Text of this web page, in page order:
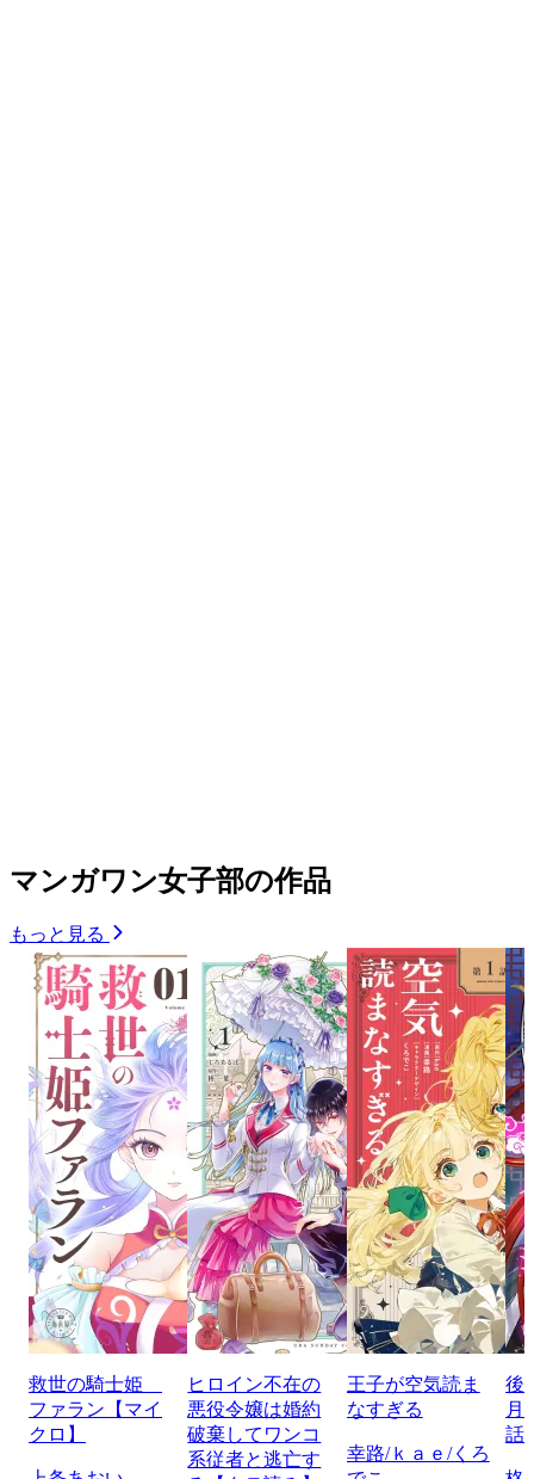
マンガワン女子部の作品
もっと見る
救世の騎士姫
ファラン【マイ
クロ】
ヒロイン不在の
悪役令嬢は婚約
破棄してワンコ
系従者と逃亡す
王子が空気読ま
なすぎる
幸路/ｋａｅ/くろ
後
月
話